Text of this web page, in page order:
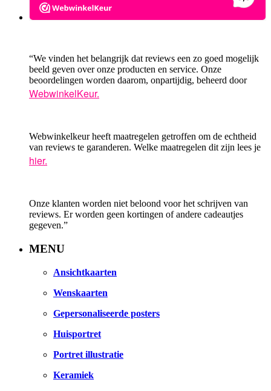
“We vinden het belangrijk dat reviews een zo goed mogelijk
beeld geven over onze producten en service. Onze
beoordelingen worden daarom, onpartijdig, beheerd door
WebwinkelKeur.
Webwinkelkeur heeft maatregelen getroffen om de echtheid
van reviews te garanderen. Welke maatregelen dit zijn lees je
hier.
Onze klanten worden niet beloond voor het schrijven van
reviews. Er worden geen kortingen of andere cadeautjes
gegeven.”
MENU
Ansichtkaarten
Wenskaarten
Gepersonaliseerde posters
Huisportret
Portret illustratie
Keramiek